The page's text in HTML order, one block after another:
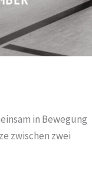
in Bewegung
zwischen zwei